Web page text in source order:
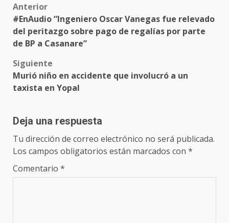
Post
navigation
Anterior
#EnAudio “Ingeniero Oscar Vanegas fue relevado
del peritazgo sobre pago de regalías por parte
de BP a Casanare”
Siguiente
Murió niño en accidente que involucró a un
taxista en Yopal
Deja una respuesta
Tu dirección de correo electrónico no será publicada.
Los campos obligatorios están marcados con *
Comentario *